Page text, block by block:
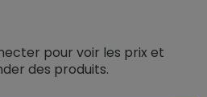
pour voir les prix et
des produits.